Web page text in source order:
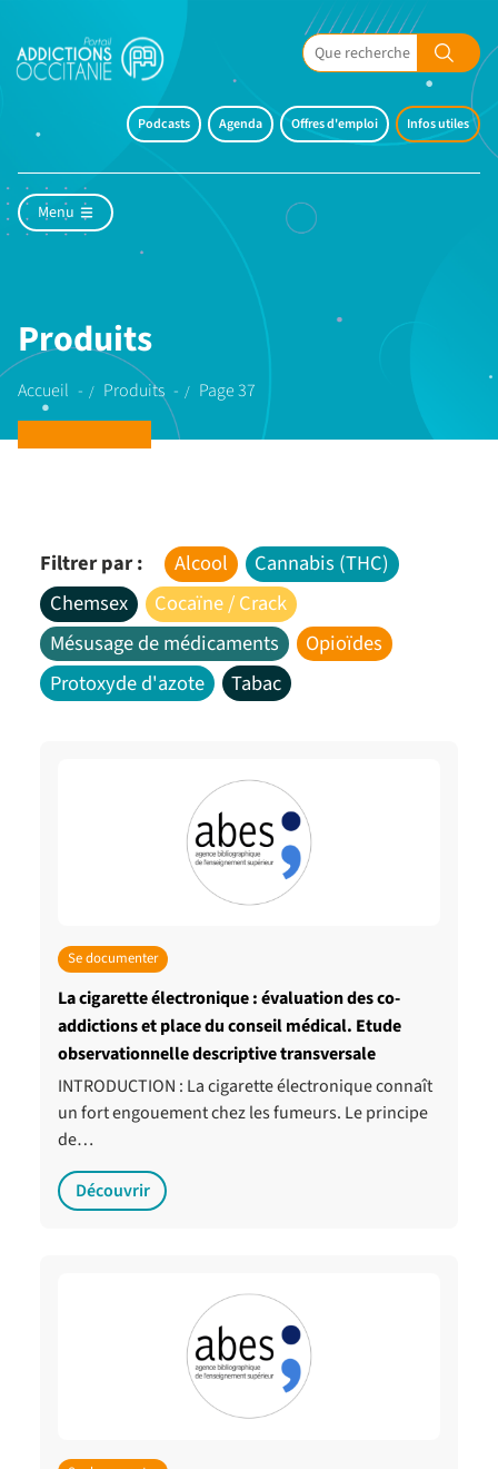
Podcasts Agenda Offres d'emploi Infos utiles
Menu
Produits
Accueil Produits Page 37
Filtrer par : Alcool
Cannabis (THC)
Chemsex
Cocaïne / Crack
Mésusage de médicaments
Opioïdes
Protoxyde d'azote
Tabac
Se documenter
La cigarette électronique : évaluation des co-
addictions et place du conseil médical. Etude
observationnelle descriptive transversale
INTRODUCTION : La cigarette électronique connaît
un fort engouement chez les fumeurs. Le principe
de…
Découvrir